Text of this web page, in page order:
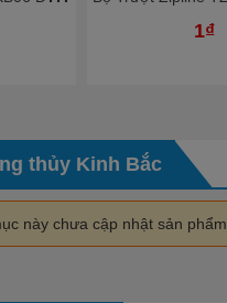
1₫
thủy Kinh Bắc
này chưa cập nhật sản phẩm.